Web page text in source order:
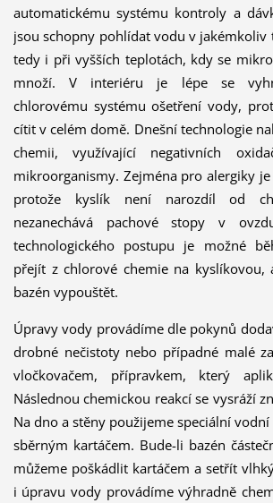
automatickému systému kontroly a
jsou schopny pohlídat vodu v jakémkoliv
tedy i při vyšších teplotách, kdy se
množí. V interiéru je lépe se
chlorovému systému ošetření vody,
cítit v celém domě. Dnešní technologie
chemii, využívající negativních
mikroorganismy. Zejména pro alergiky
protože kyslík není narozdíl od
nezanechává pachové stopy v
technologického postupu je možné
přejít z chlorové chemie na kyslíkovou,
bazén vypouštět.
Úpravy vody provádíme dle pokynů
drobné nečistoty nebo případné malé
vločkovačem, přípravkem, který
Následnou chemickou reakcí se vysráží
Na dno a stěny použijeme speciální
sběrným kartáčem. Bude-li bazén
můžeme poškádlit kartáčem a setřít
i úpravu vody provádíme výhradně